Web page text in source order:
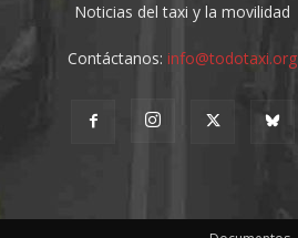
Noticias del taxi y la movilidad
Contáctanos:info@todotaxi.org